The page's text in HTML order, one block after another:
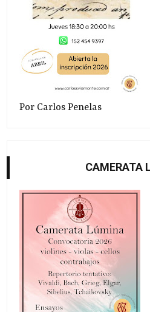
Por Carlos Penelas
CAMERATA